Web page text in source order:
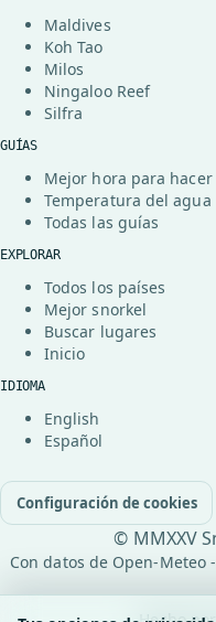
Maldives
Koh Tao
Milos
Ningaloo Reef
Silfra
GUÍAS
Mejor hora para hacer
Temperatura del agua
Todas las guías
EXPLORAR
Todos los países
Mejor snorkel
Buscar lugares
Inicio
IDIOMA
English
Español
Configuración de cookies
© MMXXV
Con datos de Open-Meteo